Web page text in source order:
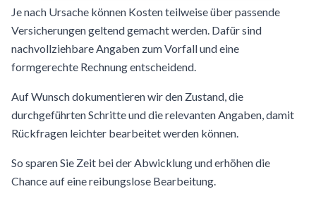
Je nach Ursache können Kosten teilweise über passende
Versicherungen geltend gemacht werden. Dafür sind
nachvollziehbare Angaben zum Vorfall und eine
formgerechte Rechnung entscheidend.
Auf Wunsch dokumentieren wir den Zustand, die
durchgeführten Schritte und die relevanten Angaben, damit
Rückfragen leichter bearbeitet werden können.
So sparen Sie Zeit bei der Abwicklung und erhöhen die
Chance auf eine reibungslose Bearbeitung.